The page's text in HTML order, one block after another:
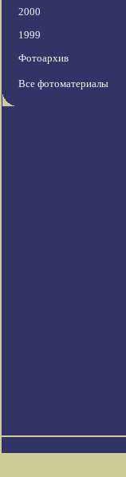
2000
1999
Фотоархив
Все фотоматериалы